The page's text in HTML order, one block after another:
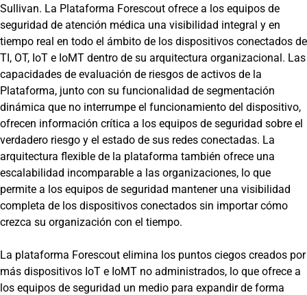
Sullivan. La Plataforma Forescout ofrece a los equipos de
seguridad de atención médica una visibilidad integral y en
tiempo real en todo el ámbito de los dispositivos conectados de
TI, OT, IoT e IoMT dentro de su arquitectura organizacional. Las
capacidades de evaluación de riesgos de activos de la
Plataforma, junto con su funcionalidad de segmentación
dinámica que no interrumpe el funcionamiento del dispositivo,
ofrecen información crítica a los equipos de seguridad sobre el
verdadero riesgo y el estado de sus redes conectadas. La
arquitectura flexible de la plataforma también ofrece una
escalabilidad incomparable a las organizaciones, lo que
permite a los equipos de seguridad mantener una visibilidad
completa de los dispositivos conectados sin importar cómo
crezca su organización con el tiempo.
La plataforma Forescout elimina los puntos ciegos creados por
más dispositivos IoT e IoMT no administrados, lo que ofrece a
los equipos de seguridad un medio para expandir de forma